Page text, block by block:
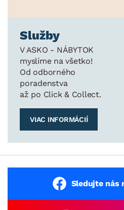
Služby
V ASKO - NÁBYTOK
myslíme na všetko!
Od odborného
poradenstva
až po Click & Collect.
VIAC INFORMÁCIÍ
Sledujte nás